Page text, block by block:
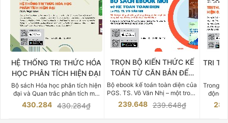
HỆ THỐNG TRI THỨC HÓA
HỌC PHÂN TÍCH HIỆN ĐẠI
Bộ sách Hóa học phân tích hiện
đại và Quan trắc phân tích môi
trường của Cố Giáo sư, Tiến sĩ
Phạm Luận là một trong những
430.284 430.284₫
TRỌN BỘ KIẾN THỨC KẾ
TOÁN TỪ CĂN BẢN ĐẾN
CHUYÊN SÂU
Bộ ebook kế toán toàn diện của
PGS. TS. Võ Văn Nhị – một trong
những chuyên gia hàng đầu,
giàu kinh nghiệm trong lĩnh vực
239.648 239.648₫
TRI
Trong
động
việc
tế và